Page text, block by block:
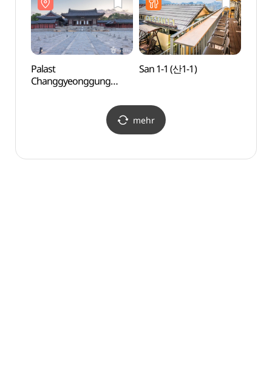
Palast
Changgyeonggung
San 1-1 (산1-1)
mehr